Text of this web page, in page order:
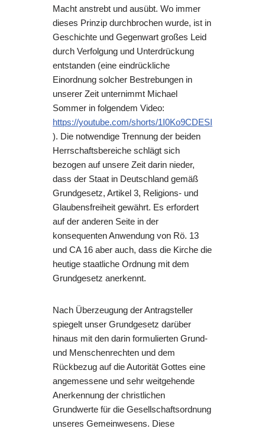
Macht anstrebt und ausübt. Wo immer
dieses Prinzip durchbrochen wurde, ist in
Geschichte und Gegenwart großes Leid
durch Verfolgung und Unterdrückung
entstanden (eine eindrückliche
Einordnung solcher Bestrebungen in
unserer Zeit unternimmt Michael
Sommer in folgendem Video:
https://youtube.com/shorts/1I0Ko9CDESI
). Die notwendige Trennung der beiden
Herrschaftsbereiche schlägt sich
bezogen auf unsere Zeit darin nieder,
dass der Staat in Deutschland gemäß
Grundgesetz, Artikel 3, Religions- und
Glaubensfreiheit gewährt. Es erfordert
auf der anderen Seite in der
konsequenten Anwendung von Rö. 13
und CA 16 aber auch, dass die Kirche die
heutige staatliche Ordnung mit dem
Grundgesetz anerkennt.
Nach Überzeugung der Antragsteller
spiegelt unser Grundgesetz darüber
hinaus mit den darin formulierten Grund-
und Menschenrechten und dem
Rückbezug auf die Autorität Gottes eine
angemessene und sehr weitgehende
Anerkennung der christlichen
Grundwerte für die Gesellschaftsordnung
unseres Gemeinwesens. Diese